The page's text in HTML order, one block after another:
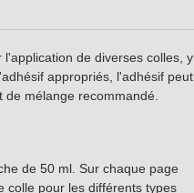
de diverses colles, y
appropriés, l'adhésif peut
mélange recommandé.
de 50 ml. Sur chaque page
colle pour les différents types